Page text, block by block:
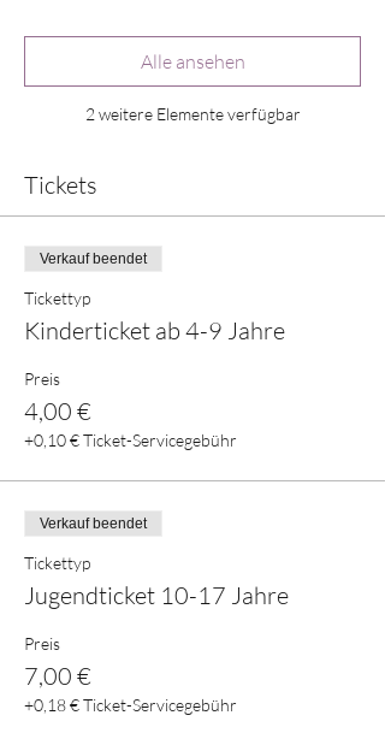
2 weitere Elemente verfügbar
Alle ansehen
Tickets
Verkauf beendet
Tickettyp
Kinderticket ab 4-9 Jahre
Preis
4,00 €
+0,10 € Ticket-Servicegebühr
Verkauf beendet
Tickettyp
Jugendticket 10-17 Jahre
Preis
7,00 €
+0,18 € Ticket-Servicegebühr